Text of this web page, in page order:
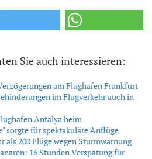
Sie auch interessieren:
am Flughafen Frankfurt
im Flugverkehr auch in
Antalya heim
sorgte für spektakuläre Anflüge
als 200 Flüge wegen Sturmwarnung
16 Stunden Verspätung für